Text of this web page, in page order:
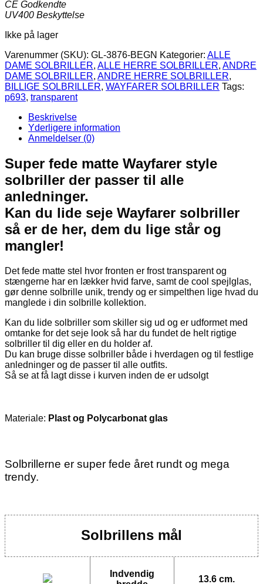
CE Godkendte
UV400 Beskyttelse
Ikke på lager
Varenummer (SKU): GL-3876-BEGN Kategorier: ALLE
DAME SOLBRILLER, ALLE HERRE SOLBRILLER, ANDRE
DAME SOLBRILLER, ANDRE HERRE SOLBRILLER,
BILLIGE SOLBRILLER, WAYFARER SOLBRILLER Tags:
p693, transparent
Beskrivelse
Yderligere information
Anmeldelser (0)
Super fede matte Wayfarer style
solbriller der passer til alle
anledninger.
Kan du lide seje Wayfarer solbriller
så er de her, dem du lige står og
mangler!
Det fede matte stel hvor fronten er frost transparent og
stængerne har en lækker hvid farve, samt de cool spejlglas,
gør denne solbrille unik, trendy og er simpelthen lige hvad du
manglede i din solbrille kollektion.
Kan du lide solbriller som skiller sig ud og er udformet med
omtanke for det seje look så har du fundet de helt rigtige
solbriller til dig eller en du holder af.
Du kan bruge disse solbriller både i hverdagen og til festlige
anledninger og de passer til alle outfits.
Så se at få lagt disse i kurven inden de er udsolgt
Materiale: Plast og Polycarbonat glas
Solbrillerne er super fede året rundt og mega
trendy.
Solbrillens mål
Indvendig
13.6 cm.